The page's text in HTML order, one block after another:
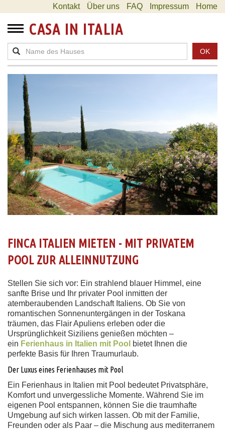
Kontakt Über uns FAQ Impressum Home
CASA IN ITALIA
OK
FINCA ITALIEN MIETEN - MIT PRIVATEM
POOL ZUR ALLEINNUTZUNG
Stellen Sie sich vor: Ein strahlend blauer Himmel, eine
sanfte Brise und Ihr privater Pool inmitten der
atemberaubenden Landschaft Italiens. Ob Sie von
romantischen Sonnenuntergängen in der Toskana
träumen, das Flair Apuliens erleben oder die
Ursprünglichkeit Siziliens genießen möchten –
ein Ferienhaus in Italien mit Pool
bietet Ihnen die
perfekte Basis für Ihren Traumurlaub.
Der Luxus eines Ferienhauses mit Pool
Ein Ferienhaus in Italien mit Pool bedeutet Privatsphäre,
Komfort und unvergessliche Momente. Während Sie im
eigenen Pool entspannen, können Sie die traumhafte
Umgebung auf sich wirken lassen. Ob mit der Familie,
Freunden oder als Paar – die Mischung aus mediterranem